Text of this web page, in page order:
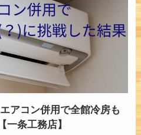
アコン併用で全館冷房も
一条工務店】